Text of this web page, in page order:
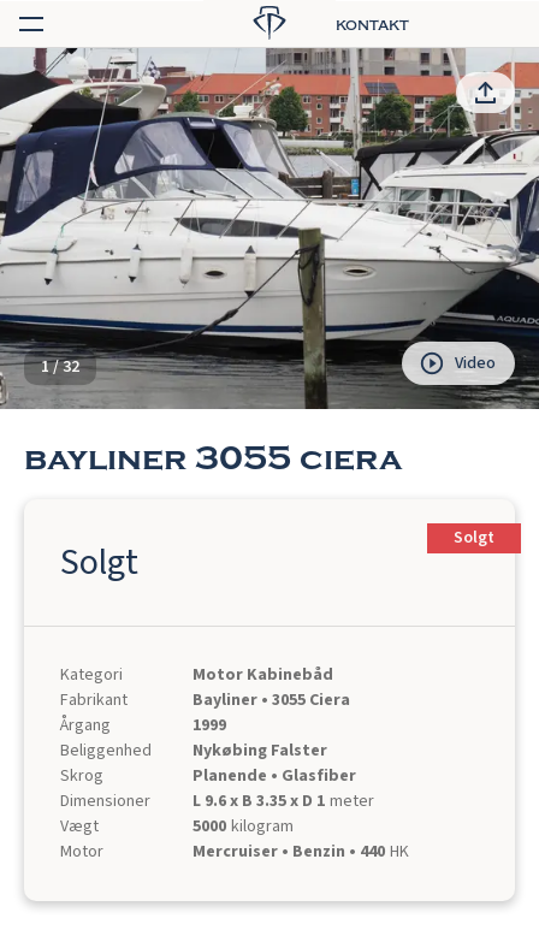
kontakt
1/32 Video
bayliner 3055 ciera
Solgt
Solgt
Kategori
Motor Kabinebåd
Fabrikant
Bayliner • 3055 Ciera
Årgang
1999
Beliggenhed
Nykøbing Falster
Skrog
Planende • Glasfiber
Dimensioner
L 9.6 x B 3.35 x D 1 meter
Vægt
5000 kilogram
Motor
Mercruiser • Benzin • 440 HK